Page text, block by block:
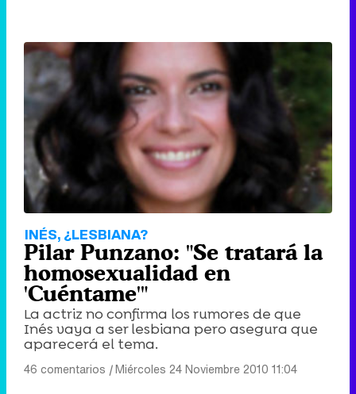
INÉS, ¿LESBIANA?
Pilar Punzano: "Se tratará la
homosexualidad en
'Cuéntame'"
La actriz no confirma los rumores de que
Inés vaya a ser lesbiana pero asegura que
aparecerá el tema.
46 comentarios |Miércoles 24 Noviembre 2010 11:04